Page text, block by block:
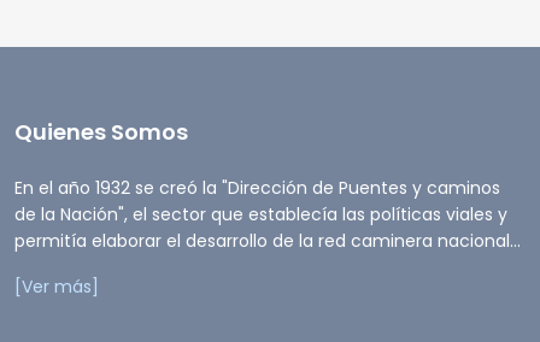
Quienes Somos
En el año 1932 se creó la "Dirección de Puentes y caminos
de la Nación", el sector que establecía las políticas viales y
permitía elaborar el desarrollo de la red caminera nacional...
[Ver más]